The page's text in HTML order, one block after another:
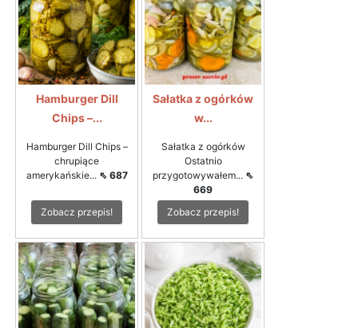
Hamburger Dill
Chips –...
Hamburger Dill Chips –
chrupiące
amerykańskie... ⇖ 687
Zobacz przepis!
Sałatka z ogórków
w...
Sałatka z ogórków
Ostatnio
przygotowywałem... ⇖
669
Zobacz przepis!